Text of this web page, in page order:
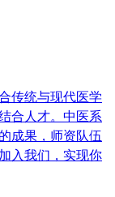
传统与现代医学
合人才。中医系
成果，师资队伍
入我们，实现你